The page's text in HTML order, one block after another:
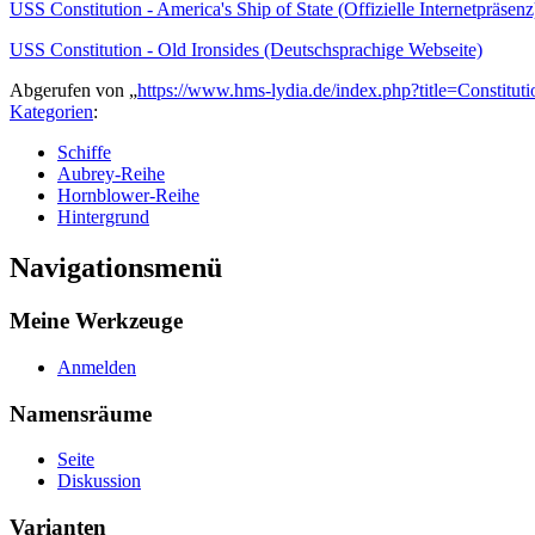
USS Constitution - America's Ship of State (Offizielle
USS Constitution - Old Ironsides (Deutschsprachige Webseite)
Abgerufen von „https://www.hms-lydia.de/
Kategorien:
Schiffe
Aubrey-Reihe
Hornblower-Reihe
Hintergrund
Navigationsmenü
Meine Werkzeuge
Anmelden
Namensräume
Seite
Diskussion
Varianten